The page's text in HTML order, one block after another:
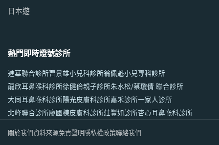
日本遊
熱門即時燈號診所
進華聯合診所曹景雄小兒科診所翁佩魁小兒專科診所
龍欣耳鼻喉科診所徐健倫親子診所朱水松/蔡瓊倩 聯合診所
大同耳鼻喉科診所陽光皮膚科診所嘉禾診所一家人診所
北峰聯合診所廖國棟皮膚科診所莊豐如診所杏心耳鼻喉科診所
關於我們資料來源免責聲明隱私權政策聯絡我們